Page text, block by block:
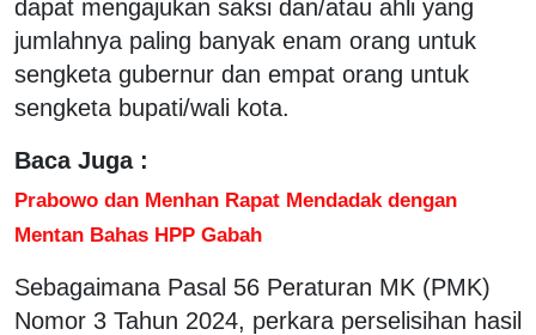
dapat mengajukan saksi dan/atau ahli yang
jumlahnya paling banyak enam orang untuk
sengketa gubernur dan empat orang untuk
sengketa bupati/wali kota.
Baca Juga :
Prabowo dan Menhan Rapat Mendadak dengan
Mentan Bahas HPP Gabah
Sebagaimana Pasal 56 Peraturan MK (PMK)
Nomor 3 Tahun 2024, perkara perselisihan hasil